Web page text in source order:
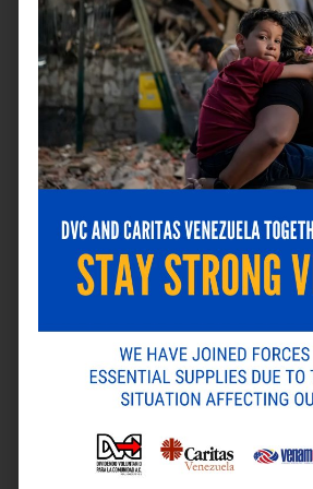
Nombre*
Correo electrónico*
Guarda mi nombre, correo
navegador para la próxima vez
Alternative:
ANTERIOR
Baker McKenzie Venezuela asesora a Bardinet en la adquisición estratégica de la marca de ron Cacique de Diageo